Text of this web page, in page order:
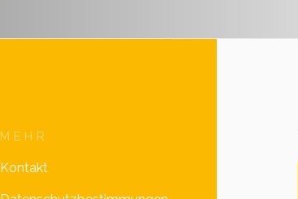
MEHR
Kontakt